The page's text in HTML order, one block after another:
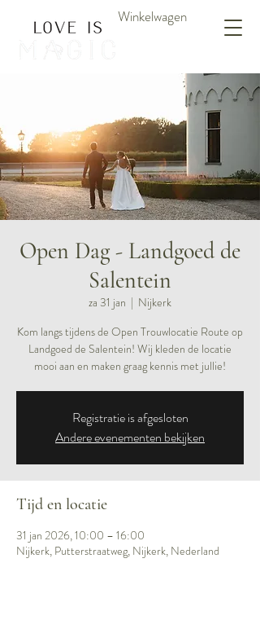
Winkelwagen
Open Dag - Landgoed de
Salentein
za 31 jan
  |
Nijkerk
Kom langs tijdens de Open Trouwlocatie Route op
Landgoed de Salentein! Wij kleden de locatie
mooi aan en maken graag kennis met jullie!
Registratie is afgesloten
Andere evenementen bekijken
Tijd en locatie
31 jan 2026, 10:00 – 16:00
Nijkerk, Putterstraatweg, Nijkerk, Nederland